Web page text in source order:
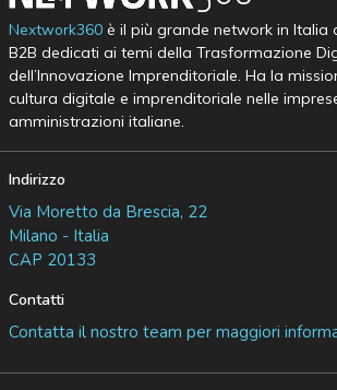
Nextwork360è il più grande network in Italia
B2B dedicati ai temi della Trasformazione
dell’Innovazione Imprenditoriale. Ha la
cultura digitale e imprenditoriale nelle
amministrazioni italiane.
Indirizzo
Via Moretto da Brescia, 22
Milano - Italia
CAP 20133
Contatti
Contatta il nostro team per maggiori